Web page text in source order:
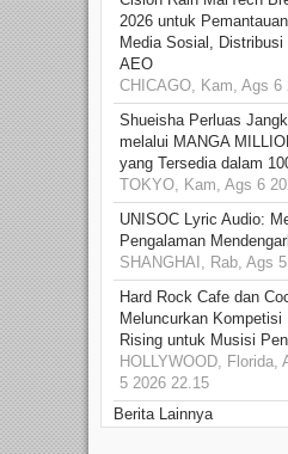
2026 untuk
Media Sosial,
AEO
CHICAGO, Kam, Ags 6
Shueisha Perluas
melalui MANGA
yang Tersedia dalam
TOKYO, Kam, Ags 6
UNISOC Lyric Audio:
Pengalaman
SHANGHAI, Rab, Ags
Hard Rock Cafe dan
Meluncurkan
Rising untuk Musisi
HOLLYWOOD, Florida,
5 2026 22.15
Berita Lainnya